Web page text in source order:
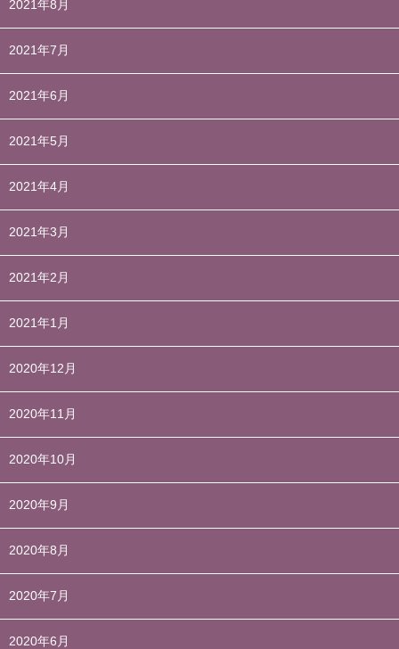
2021年8月
2021年7月
2021年6月
2021年5月
2021年4月
2021年3月
2021年2月
2021年1月
2020年12月
2020年11月
2020年10月
2020年9月
2020年8月
2020年7月
2020年6月